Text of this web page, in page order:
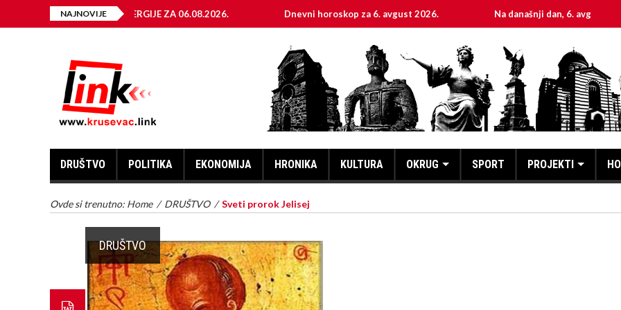
NAJNOVIJE
ELEKTRIČNE ENERGIJE ZA 06.08.2026. Dnevni horoskop za 6. avgust 2026. Na današnji dan, 6. avgust
DRUŠTVO POLITIKA EKONOMIJA HRONIKA KULTURA OKRUG SPORT PROJEKTI
Ovde si trenutno: Home / DRUŠTVO /Sveti prorok Jelisej
DRUŠTVO